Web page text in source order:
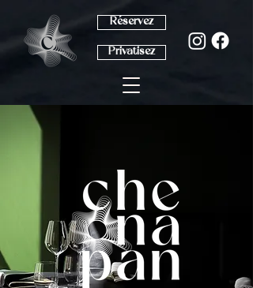
Réservez
Privatisez